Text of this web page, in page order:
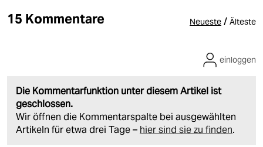
15 Kommentare Neueste / Älteste
Die Kommentarfunktion unter diesem Artikel ist
geschlossen.
Wir öffnen die Kommentarspalte bei ausgewählten
Artikeln für etwa drei Tage – hier sind sie zu finden.
einloggen